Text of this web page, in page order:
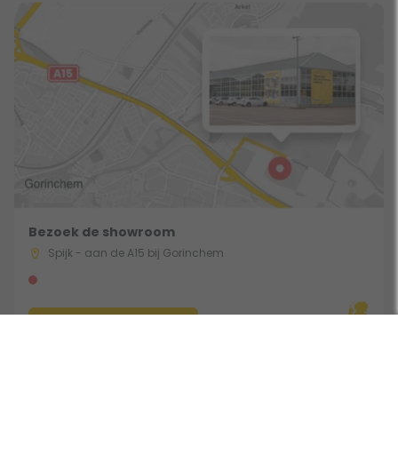
Bezoek de showroom
Spijk - aan de A15 bij Gorinchem